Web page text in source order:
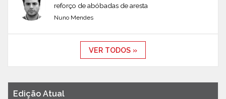
reforço de abóbadas de aresta
Nuno Mendes
VER TODOS »
Edição Atual